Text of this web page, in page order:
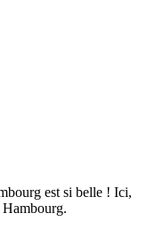
est si belle ! Ici,